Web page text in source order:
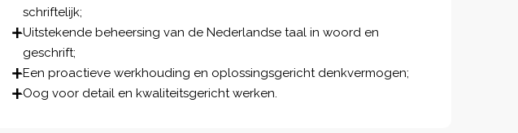
schriftelijk;
Uitstekende beheersing van de Nederlandse taal in woord en
geschrift;
Een proactieve werkhouding en oplossingsgericht denkvermogen;
Oog voor detail en kwaliteitsgericht werken.